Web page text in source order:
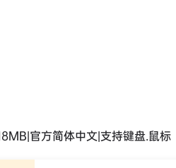
官方简体中文|支持键盘.鼠标